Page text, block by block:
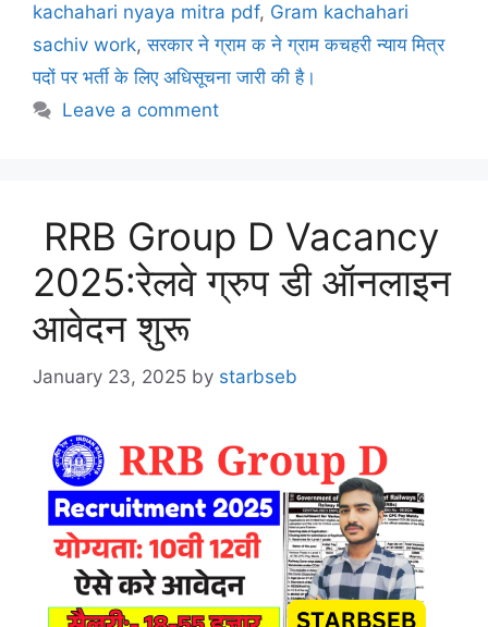
kachahari nyaya mitra pdf, Gram kachahari
sachiv work,सरकार ने ग्राम क ने ग्राम कचहरी न्याय मित्र
पदों पर भर्ती के लिए अधिसूचना जारी की है।
Leave a comment
RRB Group D Vacancy
2025:रेलवे ग्रुप डी ऑनलाइन
आवेदन शुरू
January 23, 2025 by starbseb